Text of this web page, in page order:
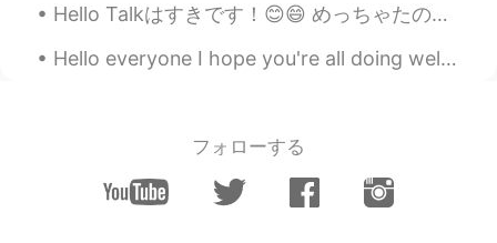
😂😂こんな変な英語は日本にいっぱいあり
なるほど！goにnotをつけると「行くこと
Hello Talkはすきです！😊😄 めっちゃたのしい！ なぜなら私は日本語と日本のぶんかを学習!📚😊 日本はうつくしです！🇯🇵 I hope my wife and I can visit i...
Hello everyone I hope you're all doing well, I'm not very active on social media but for some re...
フォローする